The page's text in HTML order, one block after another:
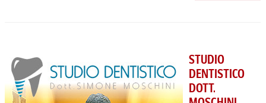
STUDIO
DENTISTICO
DOTT.